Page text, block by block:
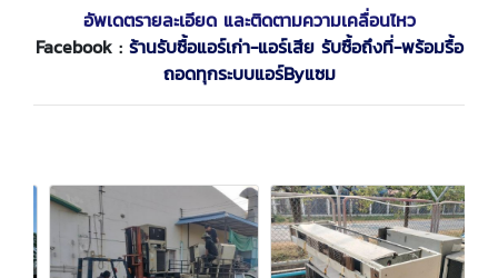
อัพเดตรายละเอียด และติดตามความเคลื่อนไหว
Facebook : ร้านรับซื้อแอร์เก่า-แอร์เสีย รับซื้อถึงที่-พร้อมรื้อ
ถอดทุกระบบแอร์Byแซม